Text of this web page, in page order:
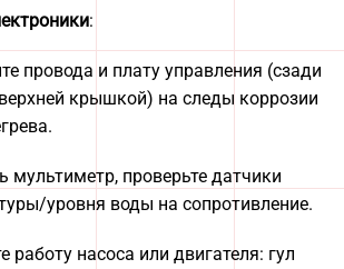
:
провода и плату управления (сзади
крышкой) на следы коррозии
мультиметр, проверьте датчики
уровня воды на сопротивление.
работу насоса или двигателя: гул